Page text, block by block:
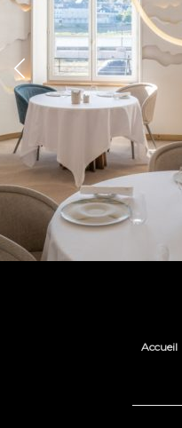
Accueil